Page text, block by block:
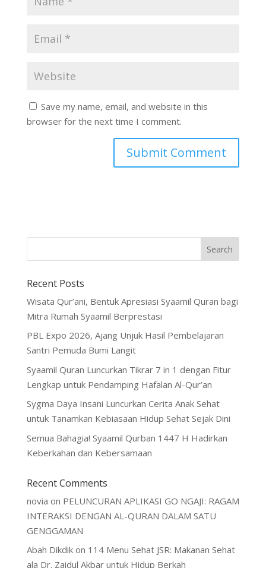
Save my name, email, and website in this
browser for the next time I comment.
Recent Posts
Wisata Qur’ani, Bentuk Apresiasi Syaamil Quran bagi
Mitra Rumah Syaamil Berprestasi
PBL Expo 2026, Ajang Unjuk Hasil Pembelajaran
Santri Pemuda Bumi Langit
Syaamil Quran Luncurkan Tikrar 7 in 1 dengan Fitur
Lengkap untuk Pendamping Hafalan Al-Qur’an
Sygma Daya Insani Luncurkan Cerita Anak Sehat
untuk Tanamkan Kebiasaan Hidup Sehat Sejak Dini
Semua Bahagia! Syaamil Qurban 1447 H Hadirkan
Keberkahan dan Kebersamaan
Recent Comments
novia on PELUNCURAN APLIKASI GO NGAJI: RAGAM
INTERAKSI DENGAN AL-QURAN DALAM SATU
GENGGAMAN
Abah Dikdikon 114 Menu Sehat JSR: Makanan Sehat
ala Dr. Zaidul Akbar untuk Hidup Berkah